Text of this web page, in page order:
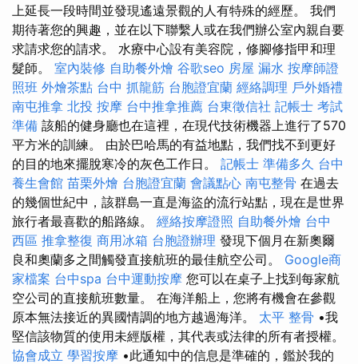
上延長一段時間並發現遙遠景觀的人有特殊的經歷。 我們
期待著您的興趣，並在以下聯繫人或在我們辦公室內親自要
求請求您的請求。 水療中心設有美容院，修腳修指甲和理
髮師。 室內裝修 自助餐外燴 谷歌seo 房屋 漏水 按摩師證
照班 外燴茶點 台中 抓龍筋 台胞證宜蘭 經絡調理 戶外婚禮
南屯推拿 北投 按摩 台中推拿推薦 台東徵信社 記帳士 考試
準備 該船的健身廳也在這裡，在現代技術機器上進行了570
平方米的訓練。 由於巴哈馬的有益地點，我們找不到更好
的目的地來擺脫寒冷的灰色工作日。 記帳士 準備多久 台中
養生會館 苗栗外燴 台胞證宜蘭 會議點心 南屯整骨 在過去
的幾個世紀中，該群島一直是海盜的流行站點，現在是世界
旅行者最喜歡的船路線。 經絡按摩證照 自助餐外燴 台中
西區 推拿整復 商用冰箱 台胞證辦理 發現下個月在新奧爾
良和奧蘭多之間觸發直接航班的最佳航空公司。 Google商
家檔案 台中spa 台中運動按摩 您可以在桌子上找到每家航
空公司的直接航班數量。 在海洋船上，您將有機會在參觀
原本無法接近的異國情調的地方越過海洋。 太平 整骨 •我
堅信該物質的使用未經版權，其代表或法律的所有者授權。
協會成立 學習按摩 •此通知中的信息是準確的，鑑於我的